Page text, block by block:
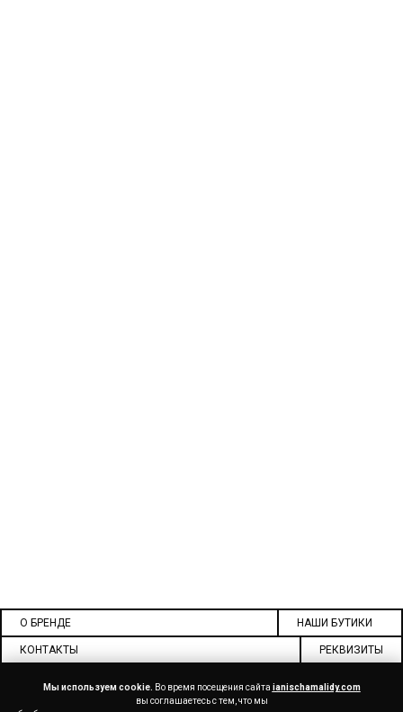
О БРЕНДЕ НАШИ БУТИКИ
КОНТАКТЫ РЕКВИЗИТЫ
Мы используем cookie. Во время посещения сайта ianischamalidy.com
вы соглашаетесь с тем, что мы